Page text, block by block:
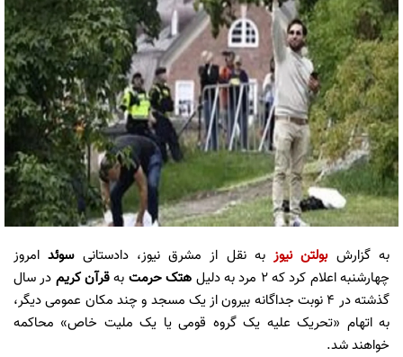
به گزارشبولتن نیوزبه نقل از مشرق نیوز، دادستانیسوئد امروز
چهارشنبه اعلام کرد که ۲ مرد به دلیل
هتک حرمت بهقرآن کریم در سال
گذشته در ۴ نوبت جداگانه بیرون از یک مسجد و چند مکان‌ عمومی دیگر،
به اتهام «تحریک علیه یک گروه قومی یا یک ملیت خاص» محاکمه
خواهند شد.